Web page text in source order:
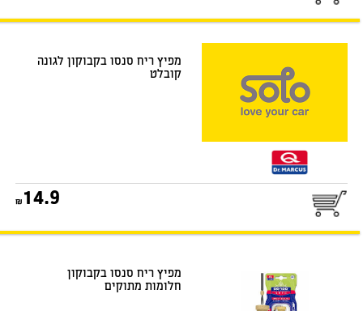
מפיץ ריח סנסו בקבוקון לגונה
קובלט
25
14.9
מפיץ ריח סנסו בקבוקון
חלומות מתוקים